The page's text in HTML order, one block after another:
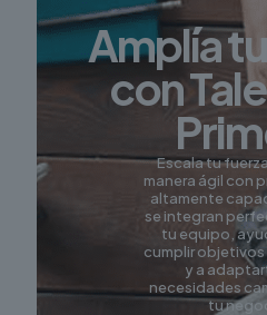
Amplía
con
Escala tu
manera ágil con
altamente
se integran
tu equipo,
cumplir
y a
necesidades
tu